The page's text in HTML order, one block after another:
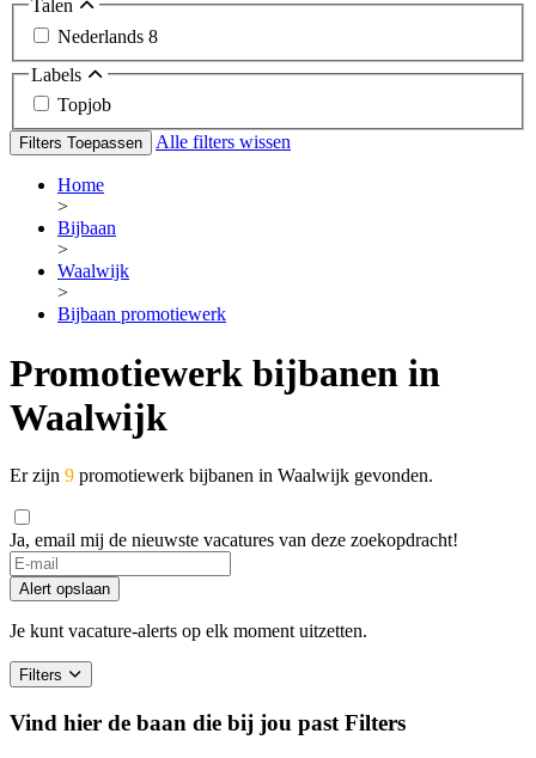
Talen
Nederlands 8
Labels
Topjob
Filters Toepassen Alle filters wissen
Home
>
Bijbaan
>
Waalwijk
>
Bijbaan promotiewerk
Promotiewerk bijbanen in
Waalwijk
Er zijn 9 promotiewerk bijbanen in Waalwijk gevonden.
Ja, email mij de nieuwste vacatures van deze zoekopdracht!
Alert opslaan
Je kunt vacature-alerts op elk moment uitzetten.
Filters
Vind hier de baan die bij jou past Filters